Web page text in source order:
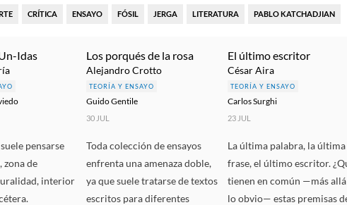
CRÍTICA ENSAYO FÓSIL JERGA LITERATURA PABLO KATCHADJIAN
Idas
pensarse
zona de
interior
Los porqués de la rosa
Alejandro Crotto
TEORÍA Y ENSAYO
Guido Gentile
30 JUL
Toda colección de ensayos
enfrenta una amenaza doble,
ya que suele tratarse de textos
escritos para diferentes
El último escritor
César Aira
TEORÍA Y ENSAYO
Carlos Surghi
23 JUL
La última palabra, la última
frase, el último escritor.
tienen en común —más
lo obvio— estas premisas